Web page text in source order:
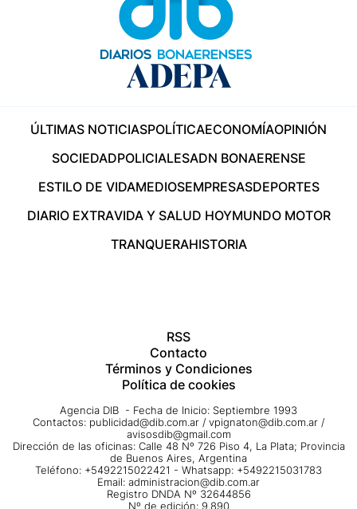
ÚLTIMAS NOTICIASPOLÍTICAECONOMÍAOPINIÓN
SOCIEDADPOLICIALESADN BONAERENSE
ESTILO DE VIDAMEDIOSEMPRESASDEPORTES
DIARIO EXTRAVIDA Y SALUD HOYMUNDO MOTOR
TRANQUERAHISTORIA
RSS
Contacto
Términos y Condiciones
Política de cookies
Agencia DIB - Fecha de Inicio: Septiembre 1993
Contactos: publicidad@dib.com.ar / vpignaton@dib.com.ar /
avisosdib@gmail.com
Dirección de las oficinas: Calle 48 Nº 726 Piso 4, La Plata; Provincia
de Buenos Aires, Argentina
Teléfono: +5492215022421 - Whatsapp: +5492215031783
Email: administracion@dib.com.ar
Registro DNDA Nº 32644856
Nº de edición: 9.890